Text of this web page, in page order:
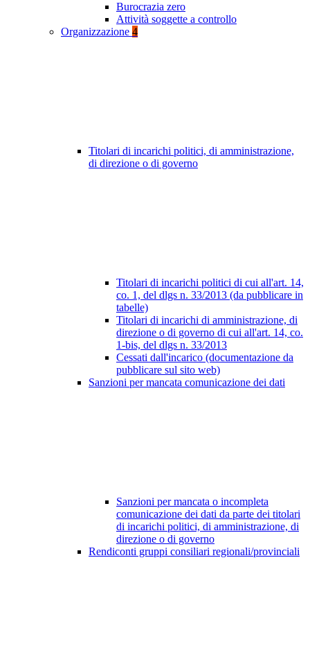
Burocrazia zero
Attività soggette a controllo
Organizzazione 4
Titolari di incarichi politici, di amministrazione,
di direzione o di governo
Titolari di incarichi politici di cui all'art. 14,
co. 1, del dlgs n. 33/2013 (da pubblicare in
tabelle)
Titolari di incarichi di amministrazione, di
direzione o di governo di cui all'art. 14, co.
1-bis, del dlgs n. 33/2013
Cessati dall'incarico (documentazione da
pubblicare sul sito web)
Sanzioni per mancata comunicazione dei dati
Sanzioni per mancata o incompleta
comunicazione dei dati da parte dei titolari
di incarichi politici, di amministrazione, di
direzione o di governo
Rendiconti gruppi consiliari regionali/provinciali